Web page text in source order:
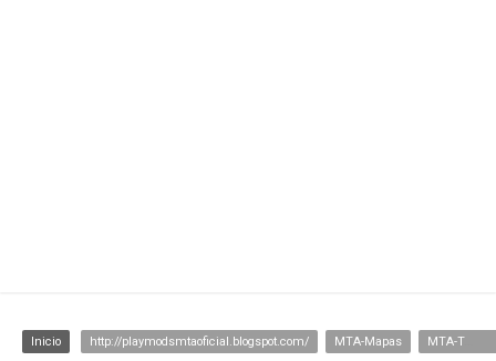
Inicio http://playmodsmtaoficial.blogspot.com/ MTA-Mapas MTA-Texturas